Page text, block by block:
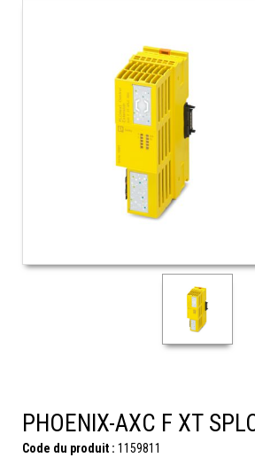
PHOENIX-AXC F XT
Code du produit : 1159811